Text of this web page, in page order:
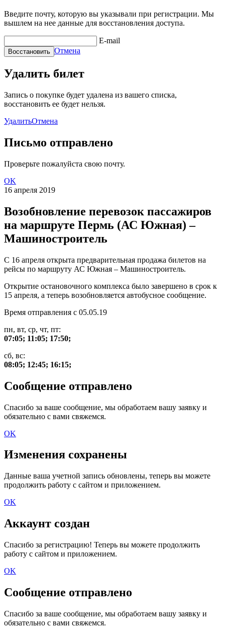
Введите почту, которую вы указывали при регистрации. Мы
вышлем на нее данные для восстановления доступа.
E-mail
Отмена
Удалить билет
Запись о покупке будет удалена из вашего списка,
восстановить ее будет нельзя.
УдалитьОтмена
Письмо отправлено
Проверьте пожалуйста свою почту.
OK
16 апреля 2019
Возобновление перевозок пассажиров
на маршруте Пермь (АС Южная) –
Машиностроитель
С 16 апреля открыта предварительная продажа билетов на
рейсы по маршруту АС Южная – Машиностроитель.
Открытие остановочного комплекса было завершено в срок к
15 апреля, а теперь возобновляется автобусное сообщение.
Время отправления с 05.05.19
пн, вт, ср, чт, пт:
07:05; 11:05; 17:50;
сб, вс:
08:05; 12:45; 16:15;
Сообщение отправлено
Спасибо за ваше сообщение, мы обработаем вашу заявку и
обязательно с вами свяжемся.
OK
Изменения сохранены
Данные ваша учетной запись обновлены, теперь вы можете
продолжить работу с сайтом и приложением.
OK
Аккаунт создан
Спасибо за регистрацию! Теперь вы можете продолжить
работу с сайтом и приложением.
OK
Сообщение отправлено
Спасибо за ваше сообщение, мы обработаем вашу заявку и
обязательно с вами свяжемся.